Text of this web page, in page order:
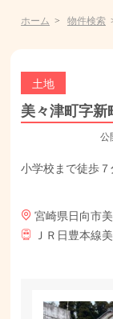
ホーム 物件検索
土地
美々津町字新
公
小学校まで徒歩７
宮崎県日向市
ＪＲ日豊本線